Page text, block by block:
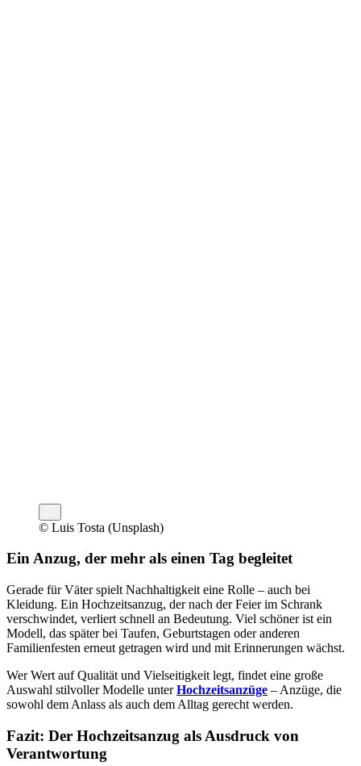
© Luis Tosta (Unsplash)
Ein Anzug, der mehr als einen Tag begleitet
Gerade für Väter spielt Nachhaltigkeit eine Rolle – auch bei
Kleidung. Ein Hochzeitsanzug, der nach der Feier im Schrank
verschwindet, verliert schnell an Bedeutung. Viel schöner ist ein
Modell, das später bei Taufen, Geburtstagen oder anderen
Familienfesten erneut getragen wird und mit Erinnerungen wächst.
Wer Wert auf Qualität und Vielseitigkeit legt, findet eine große
Auswahl stilvoller Modelle unterHochzeitsanzüge – Anzüge, die
sowohl dem Anlass als auch dem Alltag gerecht werden.
Fazit: Der Hochzeitsanzug als Ausdruck von
Verantwortung